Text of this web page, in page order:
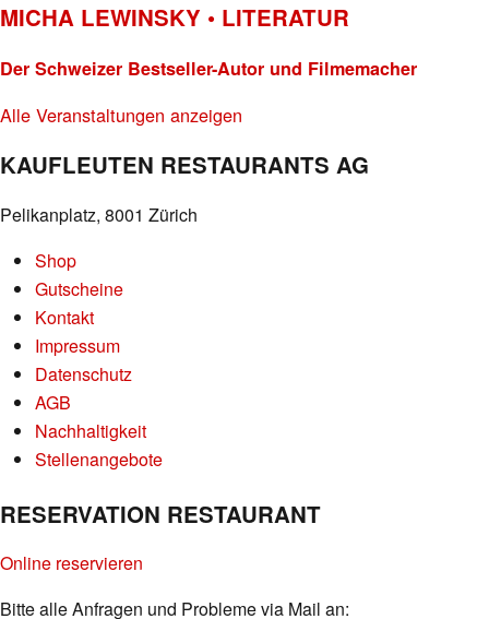
MICHA LEWINSKY • LITERATUR
Der Schweizer Bestseller-Autor und Filmemacher
Alle Veranstaltungen anzeigen
KAUFLEUTEN RESTAURANTS AG
Pelikanplatz, 8001 Zürich
Shop
Gutscheine
Kontakt
Impressum
Datenschutz
AGB
Nachhaltigkeit
Stellenangebote
RESERVATION RESTAURANT
Online reservieren
Bitte alle Anfragen und Probleme via Mail an: